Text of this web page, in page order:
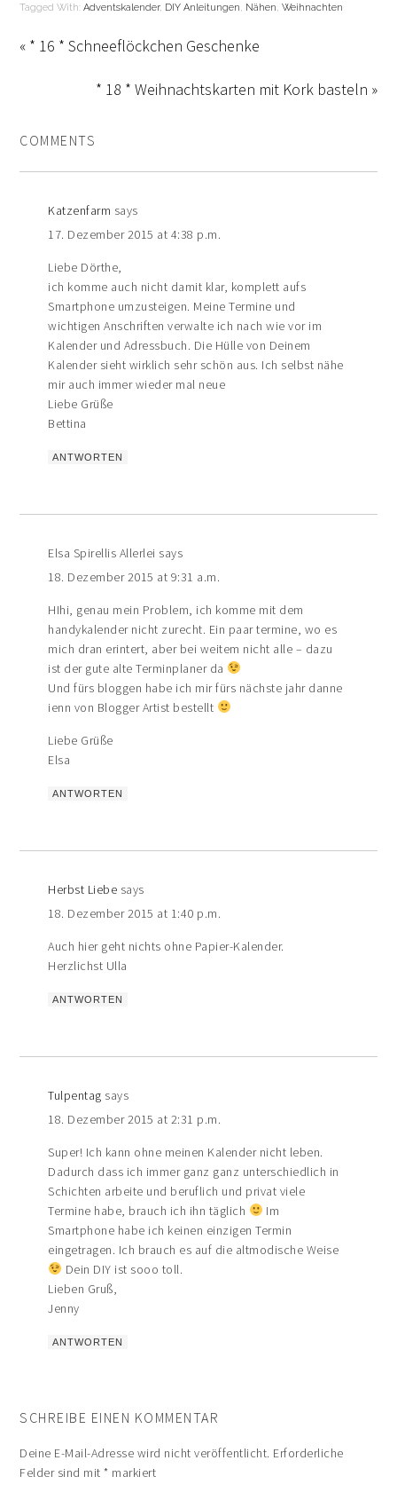
Tagged With:Adventskalender, DIY Anleitungen, Nähen,Weihnachten
« * 16 * Schneeflöckchen Geschenke
* 18 * Weihnachtskarten mit Kork basteln »
COMMENTS
Katzenfarm says
17. Dezember 2015 at 4:38 p.m.
Liebe Dörthe,
ich komme auch nicht damit klar, komplett aufs
Smartphone umzusteigen. Meine Termine und
wichtigen Anschriften verwalte ich nach wie vor im
Kalender und Adressbuch. Die Hülle von Deinem
Kalender sieht wirklich sehr schön aus. Ich selbst nähe
mir auch immer wieder mal neue
Liebe Grüße
Bettina
ANTWORTEN
Elsa Spirellis Allerlei says
18. Dezember 2015 at 9:31 a.m.
HIhi, genau mein Problem, ich komme mit dem
handykalender nicht zurecht. Ein paar termine, wo es
mich dran erintert, aber bei weitem nicht alle – dazu
ist der gute alte Terminplaner da
Und fürs bloggen habe ich mir fürs nächste jahr danne
ienn von Blogger Artist bestellt
Liebe Grüße
Elsa
ANTWORTEN
Herbst Liebe says
18. Dezember 2015 at 1:40 p.m.
Auch hier geht nichts ohne Papier-Kalender.
Herzlichst Ulla
ANTWORTEN
Tulpentag says
18. Dezember 2015 at 2:31 p.m.
Super! Ich kann ohne meinen Kalender nicht leben.
Dadurch dass ich immer ganz ganz unterschiedlich in
Schichten arbeite und beruflich und privat viele
Termine habe, brauch ich ihn täglich
Im
Smartphone habe ich keinen einzigen Termin
eingetragen. Ich brauch es auf die altmodische Weise
Dein DIY ist sooo toll.
Lieben Gruß,
Jenny
ANTWORTEN
SCHREIBE EINEN KOMMENTAR
Deine E-Mail-Adresse wird nicht veröffentlicht. Erforderliche
Felder sind mit* markiert